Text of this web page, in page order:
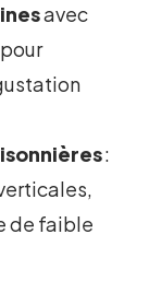
avec
:
de faible